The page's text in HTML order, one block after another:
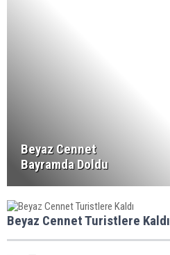
Beyaz Cennet
Bayramda Doldu
Beyaz Cennet Turistlere Kaldı